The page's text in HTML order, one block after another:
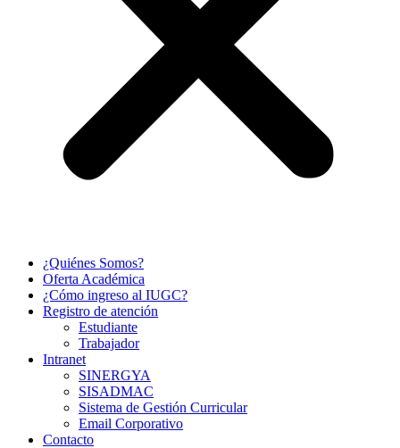
¿Quiénes Somos?
Oferta Académica
¿Cómo ingreso al IUGC?
Registro de atención
Estudiante
Trabajador
Intranet
SINERGYA
SISADMAC
Sistema de Gestión Curricular
Email Corporativo
Contacto